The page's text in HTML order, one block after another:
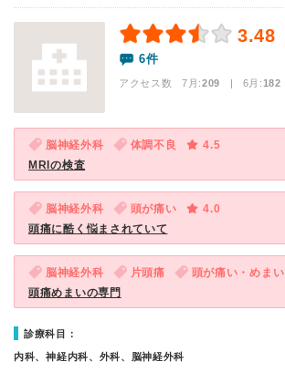
3.48
6件
アクセス数 7月:209 | 6月:182
脳神経外科 体調不良
4.5
MRIの検査
脳神経外科 頭が痛い
4.0
頭痛に酷く悩まされていて
脳神経外科 片頭痛 頭が痛い・めまい
頭痛めまいの専門
診療科目：
内科、神経内科、外科、脳神経外科